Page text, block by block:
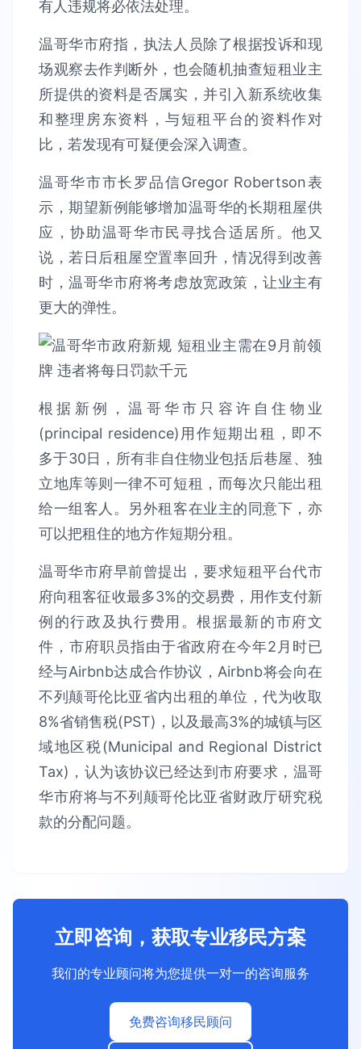
有人违规将必依法处理。
温哥华市府指，执法人员除了根据投诉和现
场观察去作判断外，也会随机抽查短租业主
所提供的资料是否属实，并引入新系统收集
和整理房东资料，与短租平台的资料作对
比，若发现有可疑便会深入调查。
温哥华市市长罗品信Gregor Robertson表
示，期望新例能够增加温哥华的长期租屋供
应，协助温哥华市民寻找合适居所。他又
说，若日后租屋空置率回升，情况得到改善
时，温哥华市府将考虑放宽政策，让业主有
更大的弹性。
根据新例，温哥华市只容许自住物业
(principal residence)用作短期出租，即不
多于30日，所有非自住物业包括后巷屋、独
立地库等则一律不可短租，而每次只能出租
给一组客人。另外租客在业主的同意下，亦
可以把租住的地方作短期分租。
温哥华市府早前曾提出，要求短租平台代市
府向租客征收最多3%的交易费，用作支付新
例的行政及执行费用。根据最新的市府文
件，市府职员指由于省政府在今年2月时已
经与Airbnb达成合作协议，Airbnb将会向在
不列颠哥伦比亚省内出租的单位，代为收取
8%省销售税(PST)，以及最高3%的城镇与区
域地区税(Municipal and Regional District
Tax)，认为该协议已经达到市府要求，温哥
华市府将与不列颠哥伦比亚省财政厅研究税
款的分配问题。
立即咨询，获取专业移民方案
我们的专业顾问将为您提供一对一的咨询服务
免费咨询移民顾问